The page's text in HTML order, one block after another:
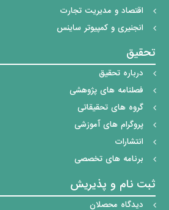
اقتصاد و مدیریت تجارت
انجنیری و کمپیوتر ساینس
تحقیق
درباره تحقیق
فصلنامه های پژوهشی
گروه های تحقیقاتی
پروگرام های آموزشی
انتشارات
برنامه های تخصصی
ثبت نام و پذیریش
دیدگاه محصلان